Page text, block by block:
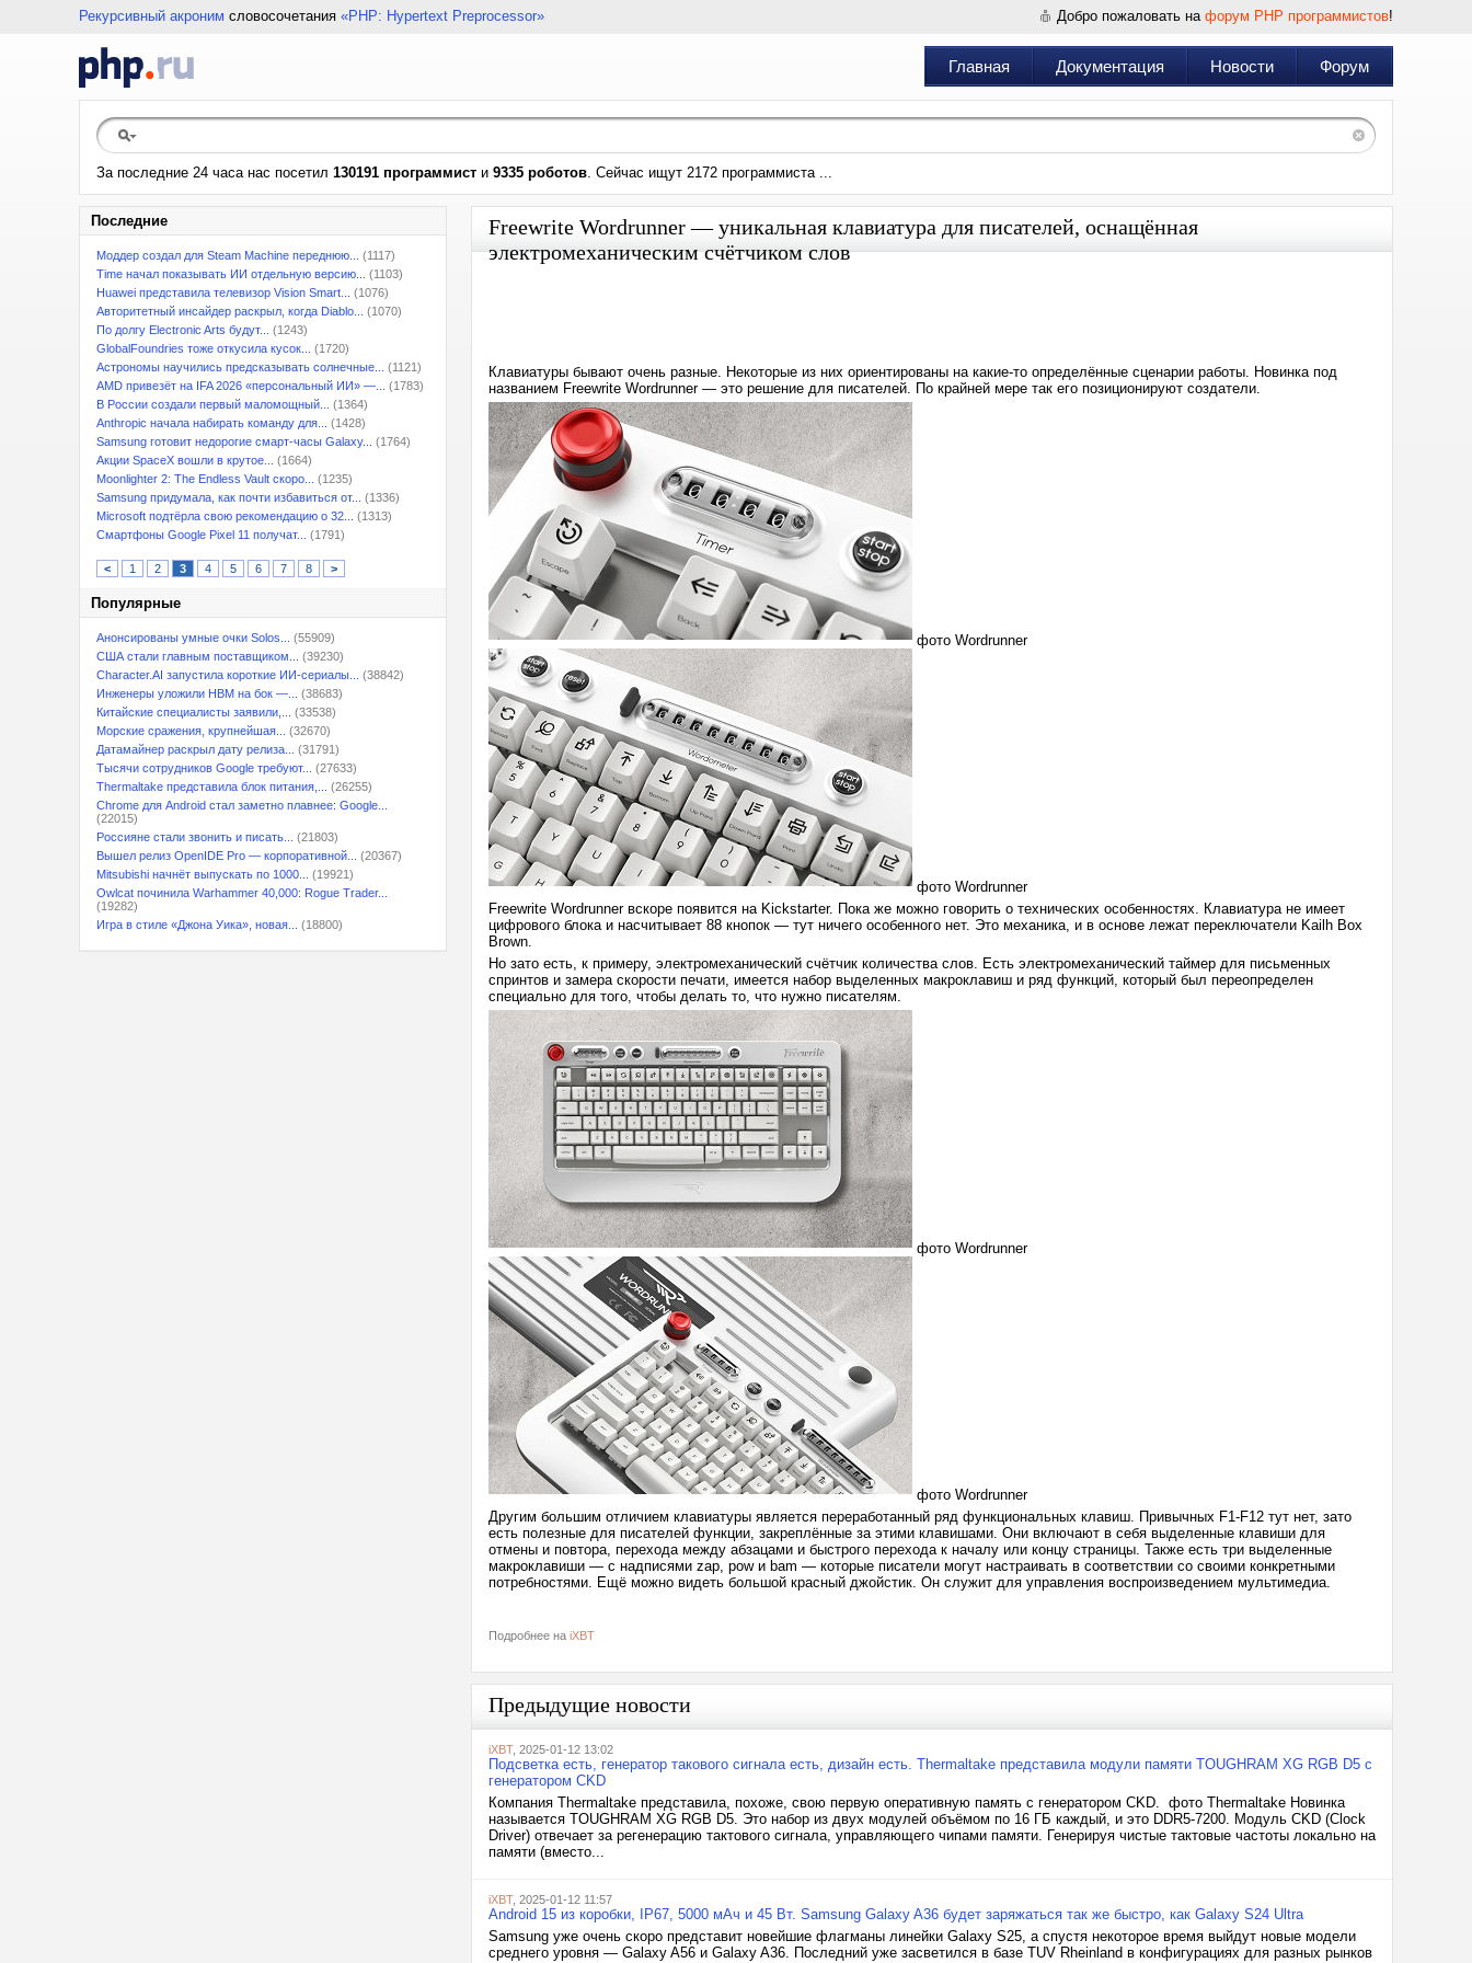
Рекурсивный акроним словосочетания «PHP: Hypertext Preprocessor» Добро пожаловать на форум PHP программистов!
Главная Документация Новости Форум
За последние 24 часа нас посетил 130191 программист и 9335 роботов. Сейчас ищут 2172 программиста ...
Последние
Моддер создал для Steam Machine переднюю...
(1117)
Time начал показывать ИИ отдельную версию...
(1103)
Huawei представила телевизор Vision Smart...
(1076)
Авторитетный инсайдер раскрыл, когда Diablo...
(1070)
По долгу Electronic Arts будут...
(1243)
GlobalFoundries тоже откусила кусок...
(1720)
Астрономы научились предсказывать солнечные...
(1121)
AMD привезёт на IFA 2026 «персональный ИИ» —...
(1783)
В России создали первый маломощный...
(1364)
Anthropic начала набирать команду для...
(1428)
Samsung готовит недорогие смарт-часы Galaxy...
(1764)
Акции SpaceX вошли в крутое...
(1664)
Moonlighter 2: The Endless Vault скоро...
(1235)
Samsung придумала, как почти избавиться от...
(1336)
Microsoft подтёрла свою рекомендацию о 32...
(1313)
Смартфоны Google Pixel 11 получат...
(1791)
< 1 2 3 4 5 6 7 8 >
Популярные
Анонсированы умные очки Solos...
(55909)
США стали главным поставщиком...
(39230)
Character.AI запустила короткие ИИ-сериалы...
(38842)
Инженеры уложили HBM на бок —...
(38683)
Китайские специалисты заявили,...
(33538)
Морские сражения, крупнейшая...
(32670)
Датамайнер раскрыл дату релиза...
(31791)
Тысячи сотрудников Google требуют...
(27633)
Thermaltake представила блок питания,...
(26255)
Chrome для Android стал заметно плавнее: Google...
(22015)
Россияне стали звонить и писать...
(21803)
Вышел релиз OpenIDE Pro — корпоративной...
(20367)
Mitsubishi начнёт выпускать по 1000...
(19921)
Owlcat починила Warhammer 40,000: Rogue Trader...
(19282)
Игра в стиле «Джона Уика», новая...
(18800)
Freewrite Wordrunner — уникальная клавиатура для писателей, оснащённая
электромеханическим счётчиком слов
Клавиатуры бывают очень разные. Некоторые из них ориентированы на какие-то определённые сценарии работы. Новинка под
названием Freewrite Wordrunner — это решение для писателей. По крайней мере так его позиционируют создатели.
фото Wordrunner
фото Wordrunner
Freewrite Wordrunner вскоре появится на Kickstarter. Пока же можно говорить о технических особенностях. Клавиатура не имеет
цифрового блока и насчитывает 88 кнопок — тут ничего особенного нет. Это механика, и в основе лежат переключатели Kailh Box
Brown.
Но зато есть, к примеру, электромеханический счётчик количества слов. Есть электромеханический таймер для письменных
спринтов и замера скорости печати, имеется набор выделенных макроклавиш и ряд функций, который был переопределен
специально для того, чтобы делать то, что нужно писателям.
фото Wordrunner
фото Wordrunner
Другим большим отличием клавиатуры является переработанный ряд функциональных клавиш. Привычных F1-F12 тут нет, зато
есть полезные для писателей функции, закреплённые за этими клавишами. Они включают в себя выделенные клавиши для
отмены и повтора, перехода между абзацами и быстрого перехода к началу или концу страницы. Также есть три выделенные
макроклавиши — с надписями zap, pow и bam — которые писатели могут настраивать в соответствии со своими конкретными
потребностями. Ещё можно видеть большой красный джойстик. Он служит для управления воспроизведением мультимедиа.
Подробнее на iXBT
Предыдущие новости
iXBT, 2025-01-12 13:02
Подсветка есть, генератор такового сигнала есть, дизайн есть. Thermaltake представила модули памяти TOUGHRAM XG RGB D5 с
генератором CKD
Компания Thermaltake представила, похоже, свою первую оперативную память с генератором CKD. фото Thermaltake Новинка
называется TOUGHRAM XG RGB D5. Это набор из двух модулей объёмом по 16 ГБ каждый, и это DDR5-7200. Модуль CKD (Clock
Driver) отвечает за регенерацию тактового сигнала, управляющего чипами памяти. Генерируя чистые тактовые частоты локально на
памяти (вместо...
iXBT, 2025-01-12 11:57
Android 15 из коробки, IP67, 5000 мАч и 45 Вт. Samsung Galaxy A36 будет заряжаться так же быстро, как Galaxy S24 Ultra
Samsung уже очень скоро представит новейшие флагманы линейки Galaxy S25, а спустя некоторое время выйдут новые модели
среднего уровня — Galaxy A56 и Galaxy A36. Последний уже засветился в базе TUV Rheinland в конфигурациях для разных рынков